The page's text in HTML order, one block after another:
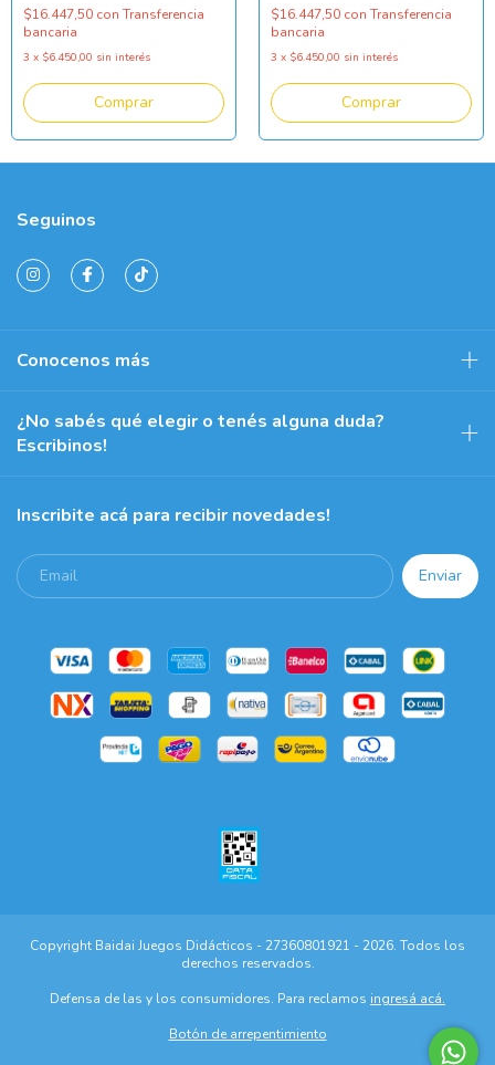
$16.447,50 con Transferencia
bancaria
3 x $6.450,00 sin interés
$16.447,50 con Transferencia
bancaria
3 x $6.450,00 sin interés
Seguinos
Conocenos más
¿No sabés qué elegir o tenés alguna duda?
Escribinos!
Inscribite acá para recibir novedades!
Copyright Baidai Juegos Didácticos - 27360801921 - 2026. Todos los
derechos reservados.
Defensa de las y los consumidores. Para reclamos ingresá acá.
Botón de arrepentimiento